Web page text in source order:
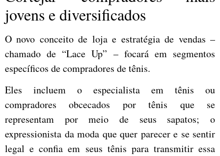
jovens e diversificados
O novo conceito de loja e estratégia de vendas –
chamado de “Lace Up” – focará em segmentos
específicos de compradores de tênis.
Eles incluem o especialista em tênis ou
compradores obcecados por tênis que se
representam por meio de seus sapatos; o
expressionista da moda que quer parecer e se sentir
legal e confia em seus tênis para transmitir essa